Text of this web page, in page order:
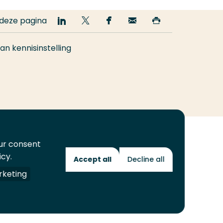
kennisinstelling
pagina
Deel
op
Deel
op
Deel
op
Email
deze deze
Toekomstmakers
consent
Accept all Decline all